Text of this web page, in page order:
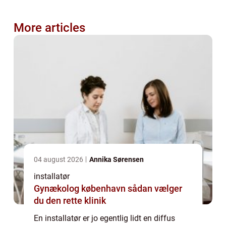
More articles
04 august 2026 Annika Sørensen
installatør
Gynækolog københavn sådan vælger
du den rette klinik
En installatør er jo egentlig lidt en diffus